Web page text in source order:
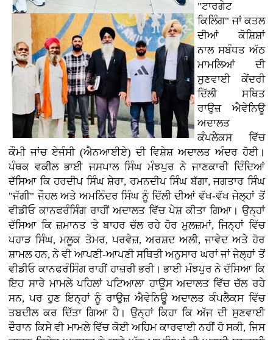
"ਟਾਰਗੇਟ
ਕਿਲਿੰਗ" ਜਾਂ ਕਤਲ
ਦੀਆਂ ਕੋਸ਼ਿਸ਼ਾਂ
ਨਾਲ ਸਬੰਧਤ ਅੱਠ
ਮਾਮਲਿਆਂ ਦੀ
ਸੁਣਵਾਈ ਕੇਂਦਰੀ
ਦਿੱਲੀ ਸਥਿਤ
ਰਾਉਜ਼ ਐਵੇਨਿਊ
ਅਦਾਲਤ
ਕੰਪਲੈਕਸ ਵਿੱਚ
ਕੌਮੀ ਜਾਂਚ ਏਜੰਸੀ (ਐਨਆਈਏ) ਦੀ ਵਿਸ਼ੇਸ਼ ਅਦਾਲਤ ਅੰਦਰ ਹੋਈ।
ਪੰਥਕ ਵਕੀਲ ਭਾਈ ਜਸਪਾਲ ਸਿੰਘ ਮੰਝਪੁਰ ਨੇ ਜਾਣਕਾਰੀ ਦਿੰਦਿਆਂ
ਦੱਸਿਆ ਕਿ ਹਰਦੀਪ ਸਿੰਘ ਸ਼ੇਰਾ, ਰਮਨਦੀਪ ਸਿੰਘ ਬੱਗਾ, ਜਗਤਾਰ ਸਿੰਘ
"ਜੱਗੀ" ਜੌਹਲ ਅਤੇ ਅਮਨਿੰਦਰ ਸਿੰਘ ਨੂੰ ਦਿੱਲੀ ਦੀਆਂ ਵੱਖ-ਵੱਖ ਜੇਲ੍ਹਾਂ ਤੋਂ
ਵੀਡੀਓ ਕਾਨਫਰੰਸਿੰਗ ਰਾਹੀਂ ਅਦਾਲਤ ਵਿੱਚ ਪੇਸ਼ ਕੀਤਾ ਗਿਆ। ਉਨ੍ਹਾਂ
ਦੱਸਿਆ ਕਿ ਜ਼ਮਾਨਤ 'ਤੇ ਬਾਹਰ ਚੱਲ ਰਹੇ ਹੋਰ ਮੁਲਜ਼ਮਾਂ, ਜਿਨ੍ਹਾਂ ਵਿੱਚ
ਪਹਾੜ ਸਿੰਘ, ਮਲੂਕ ਤੋਮਰ, ਪਰਵੇਜ਼, ਅਰਸ਼ਦ ਅਲੀ, ਜਾਵੇਦ ਅਤੇ ਹੋਰ
ਸ਼ਾਮਲ ਹਨ, ਨੇ ਵੀ ਆਪਣੀ-ਆਪਣੀ ਸਥਿਤੀ ਅਨੁਸਾਰ ਘਰਾਂ ਜਾਂ ਜੇਲ੍ਹਾਂ ਤੋਂ
ਵੀਡੀਓ ਕਾਨਫਰੰਸਿੰਗ ਰਾਹੀਂ ਹਾਜ਼ਰੀ ਭਰੀ। ਭਾਈ ਮੰਝਪੁਰ ਨੇ ਦੱਸਿਆ ਕਿ
ਇਹ ਸਾਰੇ ਮਾਮਲੇ ਪਹਿਲਾਂ ਪਟਿਆਲਾ ਹਾਊਸ ਅਦਾਲਤ ਵਿੱਚ ਚੱਲ ਰਹੇ
ਸਨ, ਪਰ ਹੁਣ ਇਨ੍ਹਾਂ ਨੂੰ ਰਾਉਜ਼ ਐਵੇਨਿਊ ਅਦਾਲਤ ਕੰਪਲੈਕਸ ਵਿੱਚ
ਤਬਦੀਲ ਕਰ ਦਿੱਤਾ ਗਿਆ ਹੈ। ਉਨ੍ਹਾਂ ਕਿਹਾ ਕਿ ਅੱਜ ਦੀ ਸੁਣਵਾਈ
ਦੌਰਾਨ ਕਿਸੇ ਵੀ ਮਾਮਲੇ ਵਿੱਚ ਕੋਈ ਅਹਿਮ ਕਾਰਵਾਈ ਨਹੀਂ ਹੋ ਸਕੀ, ਜਿਸ